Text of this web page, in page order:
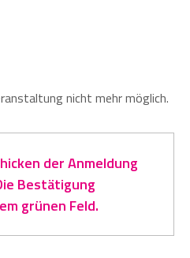
nicht mehr möglich.
der Anmeldung
Bestätigung
grünen Feld.